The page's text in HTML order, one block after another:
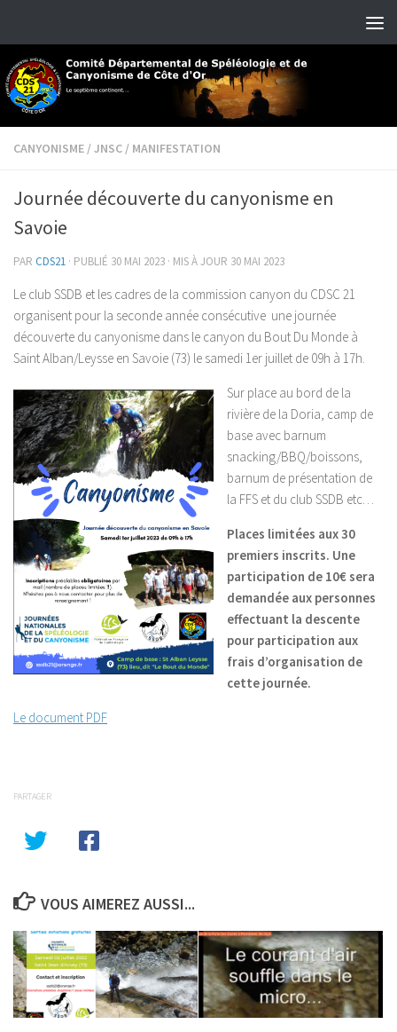
CANYONISME /JNSC / MANIFESTATION
Journée découverte du canyonisme en
Savoie
PAR CDS21 · PUBLIÉ 30 MAI 2023 · MIS À JOUR 30 MAI 2023
Le club SSDB et les cadres de la commission canyon du CDSC 21
organisent pour la seconde année consécutive une journée
découverte du canyonisme dans le canyon du Bout Du Monde à
Saint Alban/Leysse en Savoie (73) le samedi 1er juillet de 09h à 17h.
Sur place au bord de la
rivière de la Doria, camp de
base avec barnum
snacking/BBQ/boissons,
barnum de présentation de
la FFS et du club SSDB etc…
Places limitées aux 30
premiers inscrits. Une
participation de 10€ sera
demandée aux personnes
effectuant la descente
pour participation aux
frais d’organisation de
cette journée.
Le document PDF
PARTAGER
VOUS AIMEREZ AUSSI...